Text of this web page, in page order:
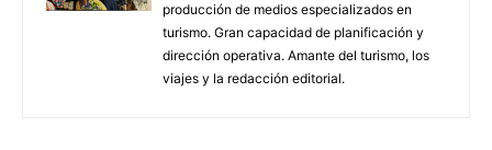
producción de medios especializados en
turismo. Gran capacidad de planificación y
dirección operativa. Amante del turismo, los
viajes y la redacción editorial.